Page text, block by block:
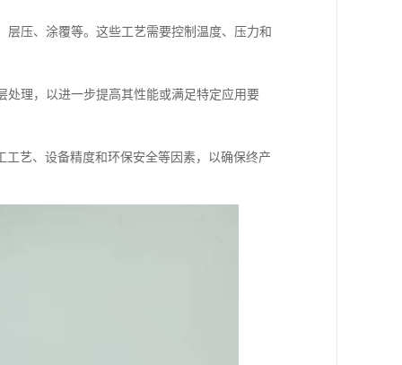
压、涂覆等。这些工艺需要控制温度、压力和
理，以进一步提高其性能或满足特定应用要
艺、设备精度和环保安全等因素，以确保终产